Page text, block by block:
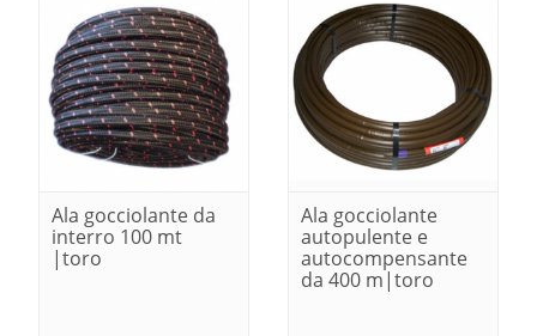
Ala gocciolante da
interro 100 mt
|toro
Ala gocciolante
autopulente e
autocompensante
da 400 m|toro